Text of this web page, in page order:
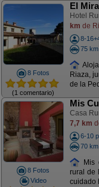
8 Fotos
(1 comentario)
El
Hotel
km de
8-
75
Riaza,
de la
8 Fotos
Video
Mis
Casa
7,7 km
6-10
70
Mis
rural de
cuidado